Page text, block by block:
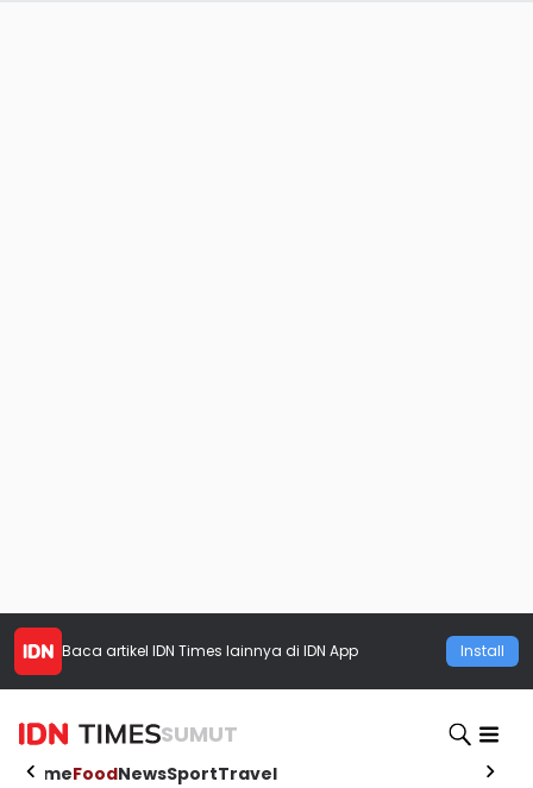
Baca artikel IDN Times lainnya di IDN App Install
SUMUT
HomeFoodNewsSportTravel